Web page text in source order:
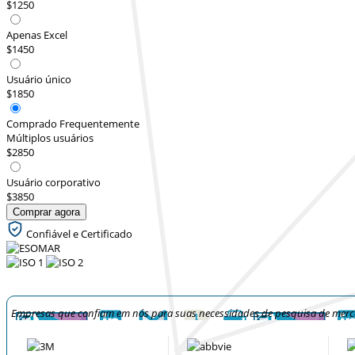
$1250
Apenas Excel
$1450
Usuário único
$1850
Comprado Frequentemente
Múltiplos usuários
$2850
Usuário corporativo
$3850
Comprar agora
Confiável e Certificado
Empresas que confiam em nós para suas necessidades de pesquisa de